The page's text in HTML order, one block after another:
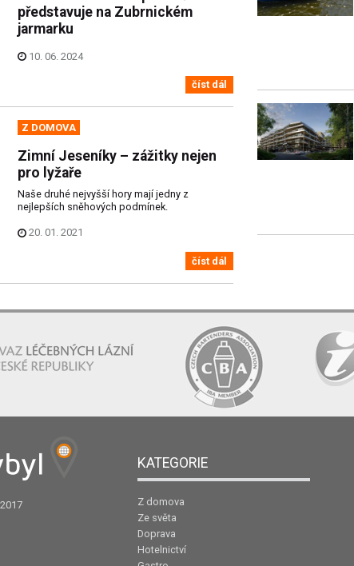
představuje na Zubrnickém
jarmarku
10. 06. 2024
číst dál
Z DOMOVA
Zimní Jeseníky – zážitky nejen
pro lyžaře
Naše druhé nejvyšší hory mají jedny z
nejlepších sněhových podmínek.
20. 01. 2021
číst dál
KATEGORIE
Z domova
Ze světa
Doprava
Hotelnictví